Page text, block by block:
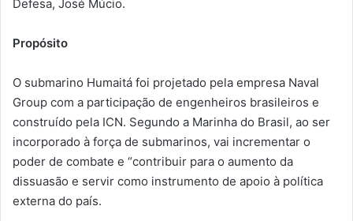
Defesa, José Múcio.
Propósito
O submarino Humaitá foi projetado pela empresa Naval
Group com a participação de engenheiros brasileiros e
construído pela ICN. Segundo a Marinha do Brasil, ao ser
incorporado à força de submarinos, vai incrementar o
poder de combate e “contribuir para o aumento da
dissuasão e servir como instrumento de apoio à política
externa do país.